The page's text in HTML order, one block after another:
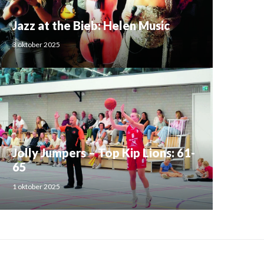
Jazz at the Bieb: Helen Music
3 oktober 2025
Jolly Jumpers – Top Kip Lions: 61-
65
1 oktober 2025